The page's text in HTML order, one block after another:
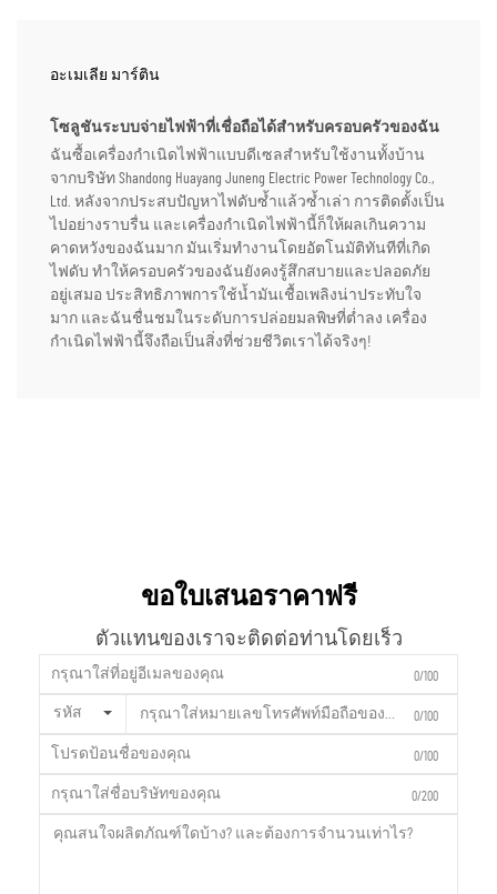
อะเมเลีย มาร์ติน
โซลูชันระบบจ่ายไฟฟ้าที่เชื่อถือได้สำหรับครอบครัวของฉัน
ฉันซื้อเครื่องกำเนิดไฟฟ้าแบบดีเซลสำหรับใช้งานทั้งบ้าน
จากบริษัท Shandong Huayang Juneng Electric Power Technology Co.,
Ltd. หลังจากประสบปัญหาไฟดับซ้ำแล้วซ้ำเล่า การติดตั้งเป็น
ไปอย่างราบรื่น และเครื่องกำเนิดไฟฟ้านี้ก็ให้ผลเกินความ
คาดหวังของฉันมาก มันเริ่มทำงานโดยอัตโนมัติทันทีที่เกิด
ไฟดับ ทำให้ครอบครัวของฉันยังคงรู้สึกสบายและปลอดภัย
อยู่เสมอ ประสิทธิภาพการใช้น้ำมันเชื้อเพลิงน่าประทับใจ
มาก และฉันชื่นชมในระดับการปล่อยมลพิษที่ต่ำลง เครื่อง
กำเนิดไฟฟ้านี้จึงถือเป็นสิ่งที่ช่วยชีวิตเราได้จริงๆ!
ขอใบเสนอราคาฟรี
ตัวแทนของเราจะติดต่อท่านโดยเร็ว
0/100
รหัส 0/100
0/100
0/200